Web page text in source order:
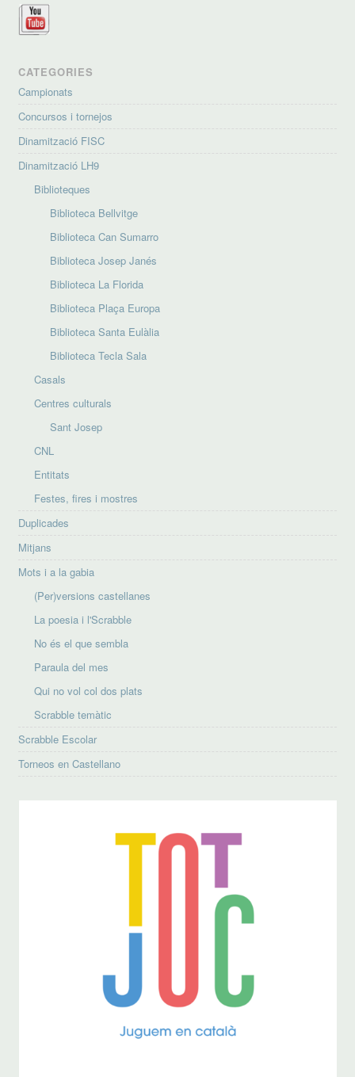
CATEGORIES
Campionats
Concursos i tornejos
Dinamització FISC
Dinamització LH9
Biblioteques
Biblioteca Bellvitge
Biblioteca Can Sumarro
Biblioteca Josep Janés
Biblioteca La Florida
Biblioteca Plaça Europa
Biblioteca Santa Eulàlia
Biblioteca Tecla Sala
Casals
Centres culturals
Sant Josep
CNL
Entitats
Festes, fires i mostres
Duplicades
Mitjans
Mots i a la gabia
(Per)versions castellanes
La poesia i l'Scrabble
No és el que sembla
Paraula del mes
Qui no vol col dos plats
Scrabble temàtic
Scrabble Escolar
Torneos en Castellano